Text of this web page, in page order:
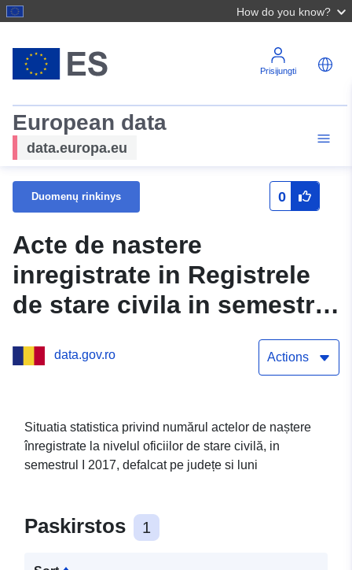
How do you know?
Prisijungti
European data
data.europa.eu
Duomenų rinkinys 0
Acte de nastere
inregistrate in Registrele
de stare civila in semestrul
data.gov.ro Actions
Situatia statistica privind numărul actelor de naștere
înregistrate la nivelul oficiilor de stare civilă, in
semestrul I 2017, defalcat pe județe si luni
Paskirstos 1